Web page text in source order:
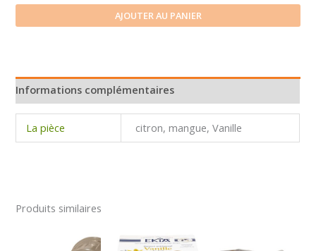
Yaourt
ferme
AJOUTER AU PANIER
Informations complémentaires
La pièce citron, mangue, Vanille
Produits similaires